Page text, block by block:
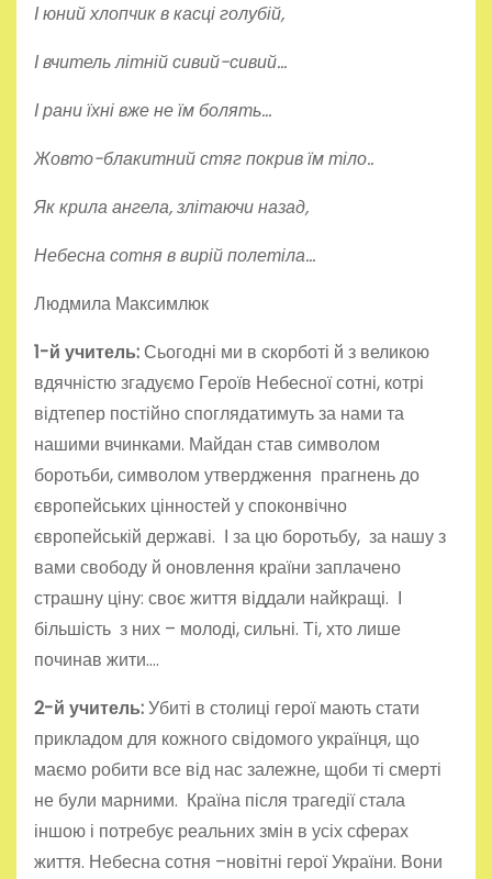
І юний хлопчик в касці голубій,
І вчитель літній сивий-сивий…
І рани їхні вже не їм болять…
Жовто-блакитний стяг покрив їм тіло..
Як крила ангела, злітаючи назад,
Небесна сотня в вирій полетіла…
Людмила Максимлюк
1-й учитель:Сьогодні ми в скорботі й з великою
вдячністю згадуємо Героїв Небесної сотні, котрі
відтепер постійно споглядатимуть за нами та
нашими вчинками. Майдан став символом
боротьби, символом утвердження прагнень до
європейських цінностей у споконвічно
європейській державі. І за цю боротьбу, за нашу з
вами свободу й оновлення країни заплачено
страшну ціну: своє життя віддали найкращі. І
більшість з них – молоді, сильні. Ті, хто лише
починав жити….
2-й учитель:Убиті в столиці герої мають стати
прикладом для кожного свідомого українця, що
маємо робити все від нас залежне, щоби ті смерті
не були марними. Країна після трагедії стала
іншою і потребує реальних змін в усіх сферах
життя. Небесна сотня –новітні герої України. Вони